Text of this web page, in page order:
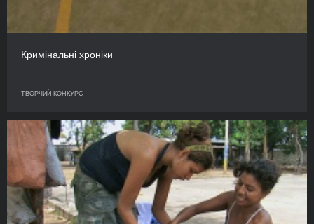
Кримінальні хроніки
ТВОРЧИЙ КОНКУРС